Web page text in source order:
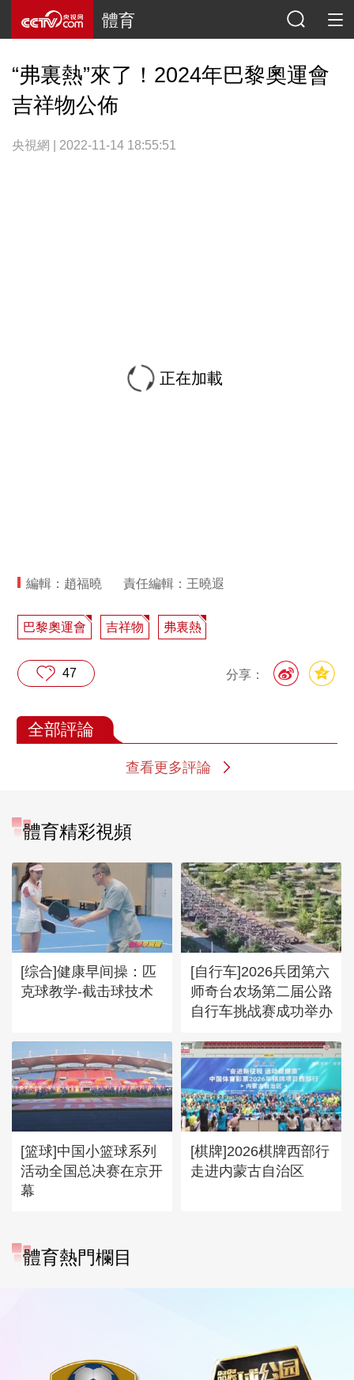
體育
“弗裏熱”來了！2024年巴黎奧運會
吉祥物公佈
央視網 | 2022-11-14 18:55:51
正在加載
編輯：趙福曉 責任編輯：王曉遐
巴黎奧運會 吉祥物 弗裏熱
分享：
47
全部評論
查看更多評論
體育精彩視頻
[综合]健康早间操：匹
克球教学-截击球技术
[自行车]2026兵团第六
师奇台农场第二届公路
自行车挑战赛成功举办
[篮球]中国小篮球系列
活动全国总决赛在京开
幕
[棋牌]2026棋牌西部行
走进内蒙古自治区
體育熱門欄目